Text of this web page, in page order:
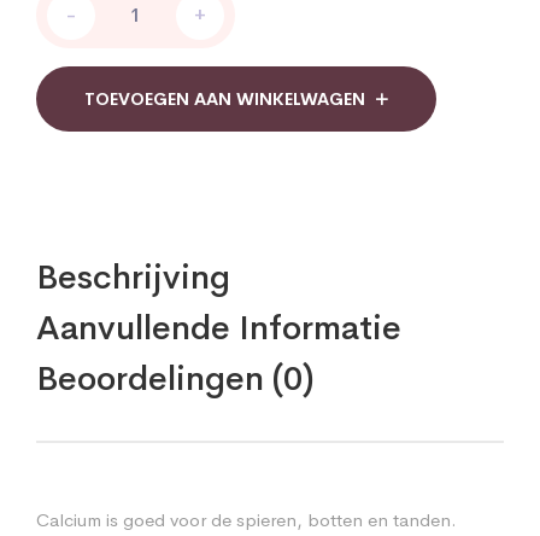
60
tabletten
quantity
- +
TOEVOEGEN AAN WINKELWAGEN
Beschrijving
Aanvullende Informatie
Beoordelingen (0)
Calcium is goed voor de spieren, botten en tanden.